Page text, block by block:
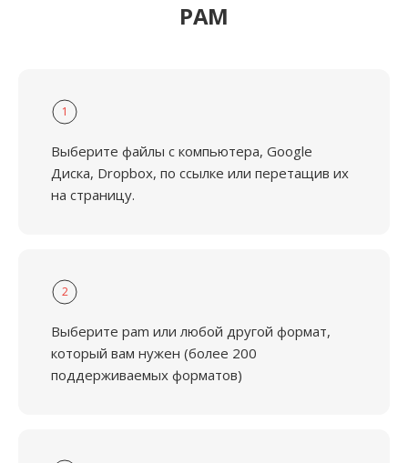
PAM
1
Выберите файлы с компьютера, Google
Диска, Dropbox, по ссылке или перетащив их
на страницу.
2
Выберите pam или любой другой формат,
который вам нужен (более 200
поддерживаемых форматов)